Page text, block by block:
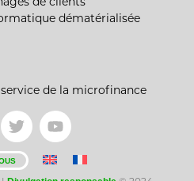
dématérialisée
de la microfinance